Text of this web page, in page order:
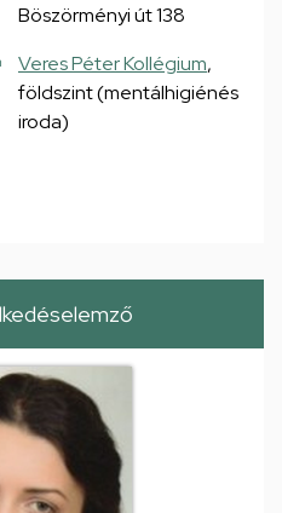
Böszörményi út 138
Veres Péter Kollégium,
földszint (mentálhigiénés
iroda)